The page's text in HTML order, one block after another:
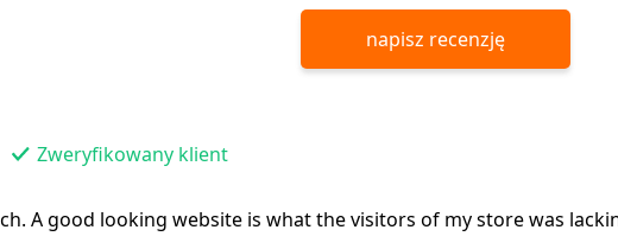
napisz recenzję
Zweryfikowany klient
A good looking website is what the visitors of my store was